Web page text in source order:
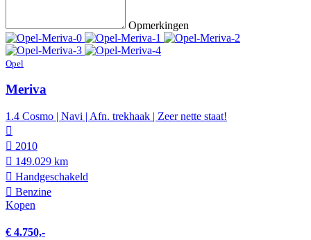
Opmerkingen
Opel
Meriva
1.4 Cosmo | Navi | Afn. trekhaak | Zeer nette staat!
2010
149.029 km
Hand­geschakeld
Benzine
Kopen
€ 4.750,-